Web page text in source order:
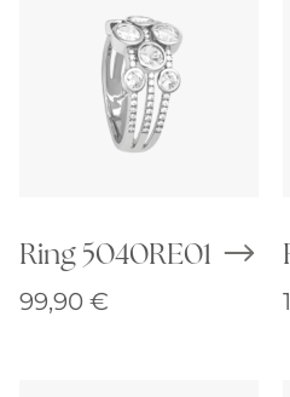
Ring 5040RE01
99,90 €